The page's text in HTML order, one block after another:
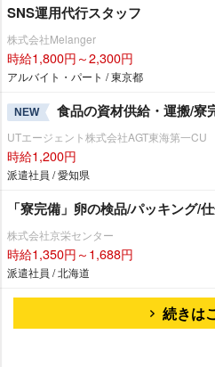
SNS運用代行スタッフ
株式会社Melanger
時給1,800円～2,300円
アルバイト・パート / 東京都
NEW 食品の資材供給・運搬/寮
UTエージェント株式会社AGT東海第一CU
時給1,200円
派遣社員 / 愛知県
「寮完備」卵の検品/パッキング/
株式会社京栄センター
時給1,350円～1,688円
派遣社員 / 北海道
続きは